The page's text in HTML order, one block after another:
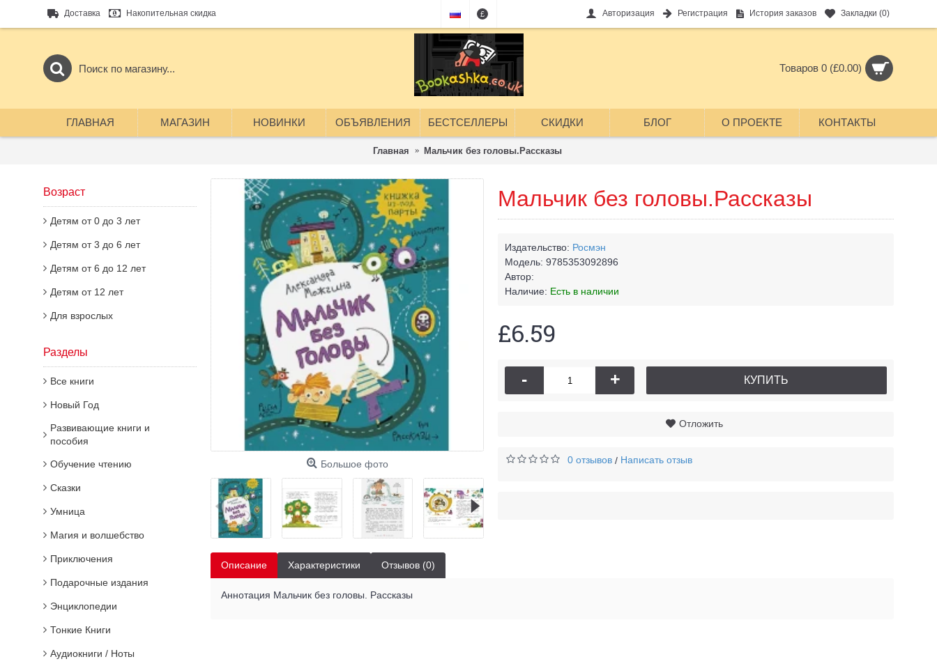
Доставка Накопительная скидка £ Авторизация Регистрация История заказов Закладки (0)
Товаров 0 (£0.00)
ГЛАВНАЯ МАГАЗИН НОВИНКИ ОБЪЯВЛЕНИЯ БЕСТСЕЛЛЕРЫ СКИДКИ БЛОГ О ПРОЕКТЕ КОНТАКТЫ
Главная Мальчик без головы.Рассказы
Возраст
Детям от 0 до 3 лет
Детям от 3 до 6 лет
Детям от 6 до 12 лет
Детям от 12 лет
Для взрослых
Разделы
Все книги
Новый Год
Развивающие книги и
пособия
Обучение чтению
Сказки
Умница
Магия и волшебство
Приключения
Подарочные издания
Энциклопедии
Тонкие Книги
Аудиокниги / Ноты
Большое фото
Мальчик без головы.Рассказы
Издательство: Росмэн
Модель: 9785353092896
Автор:
Наличие: Есть в наличии
£6.59
- + КУПИТЬ
Отложить
0 отзывов / Написать отзыв
Описание Характеристики Отзывов (0)
Аннотация Мальчик без головы. Рассказы